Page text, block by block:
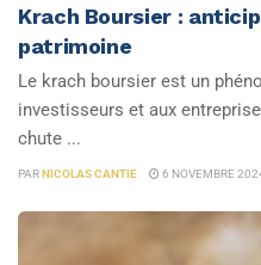
Krach Boursier :
patrimoine
Le krach boursier est un
investisseurs et aux
chute ...
PARNICOLAS CANTIE 6 NOVEMBRE